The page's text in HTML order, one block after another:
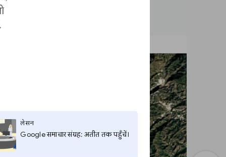
लेसन
Google समाचार संग्रह: अतीत तक पहुँचें।